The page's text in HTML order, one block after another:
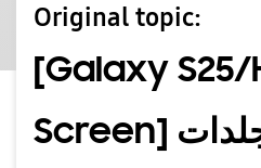
Original topic:
[Galaxy
Screen] تكبير مجلدات